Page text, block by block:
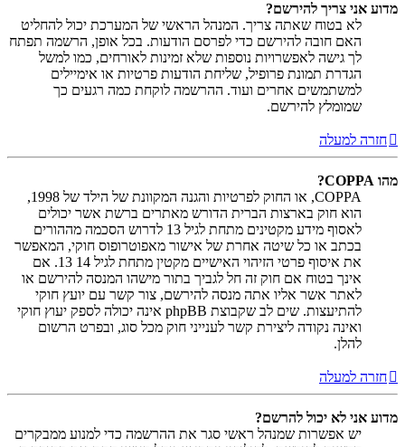
מדוע אני צריך להירשם?
לא בטוח שאתה צריך. המנהל הראשי של המערכת יכול להחליט
האם חובה להירשם כדי לפרסם הודעות. בכל אופן, הרשמה תפתח
לך גישה לאפשרויות נוספות שלא זמינות לאורחים, כמו למשל
הגדרת תמונת פרופיל, שליחת הודעות פרטיות או אימיילים
למשתמשים אחרים ועוד. ההרשמה לוקחת כמה רגעים כך
שמומלץ להירשם.
חזרה למעלה
מהו COPPA?
COPPA, או החוק לפרטיות והגנה המקוונת של הילד של 1998,
הוא חוק בארצות הברית הדורש מאתרים ברשת אשר יכולים
לאסוף מידע מקטינים מתחת לגיל 13 לדרוש הסכמה מההורים
בכתב או כל שיטה אחרת של אישור מאפוטרופוס חוקי, המאפשר
את איסוף פרטי הזיהוי האישיים מקטין מתחת לגיל 14 13. אם
אינך בטוח אם חוק זה חל לגביך בתור מישהו המנסה להירשם או
לאתר אשר אליו אתה מנסה להירשם, צור קשר עם יועץ חוקי
להתיעצות. שים לב שקבוצת phpBB אינה יכולה לספק יעוץ חוקי
ואינה נקודה ליצירת קשר לענייני חוק מכל סוג, ובפרט הרשום
להלן.
חזרה למעלה
מדוע אני לא יכול להרשם?
יש אפשרות שמנהל ראשי סגר את ההרשמה כדי למנוע ממבקרים